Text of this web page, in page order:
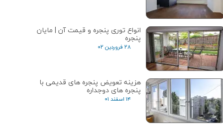
انواع توری پنجره و قیمت آن | مایان
پنجره
۲۸ فروردین ۰۲
هزینه تعویض پنجره های قدیمی با
پنجره های دوجداره
۱۴ اسفند ۰۱